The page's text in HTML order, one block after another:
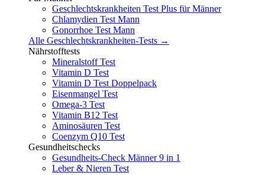
Geschlechtskrankheiten Test Plus für Männer
Chlamydien Test Mann
Gonorrhoe Test Mann
Alle Geschlechtskrankheiten-Tests →
Nährstofftests
Mineralstoff Test
Vitamin D Test
Vitamin D Test Doppelpack
Eisenmangel Test
Omega-3 Test
Vitamin B12 Test
Aminosäuren Test
Coenzym Q10 Test
Gesundheitschecks
Gesundheits-Check Männer 9 in 1
Leber & Nieren Test